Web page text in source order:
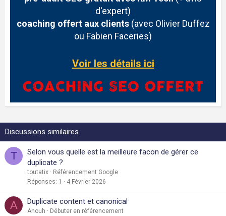
d'expert)
coaching offert aux clients(avec Olivier Duffez
ou Fabien Faceries)
Voir les détails ici
Discussions similaires
T
Selon vous quelle est la meilleure facon de gérer ce
duplicate ?
toutatix
Référencement Google
Réponses 1 4 Février 2026
A Duplicate content et canonical
Anouh
Débuter en référencement